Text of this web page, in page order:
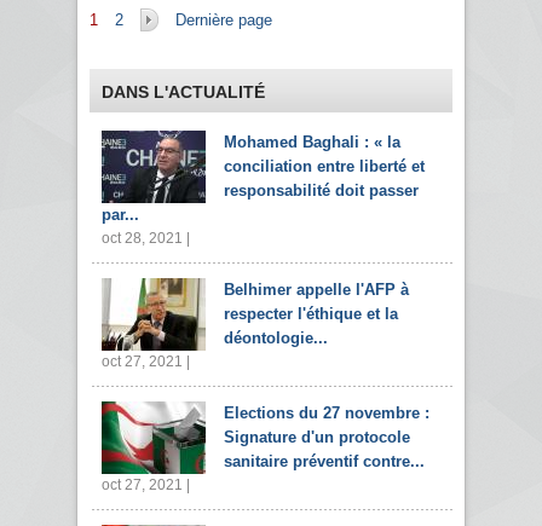
Pages
1 2 Dernière page
DANS L'ACTUALITÉ
Mohamed Baghali : « la
conciliation entre liberté et
responsabilité doit passer
par...
oct 28, 2021 |
Belhimer appelle l'AFP à
respecter l'éthique et la
déontologie...
oct 27, 2021 |
Elections du 27 novembre :
Signature d'un protocole
sanitaire préventif contre...
oct 27, 2021 |